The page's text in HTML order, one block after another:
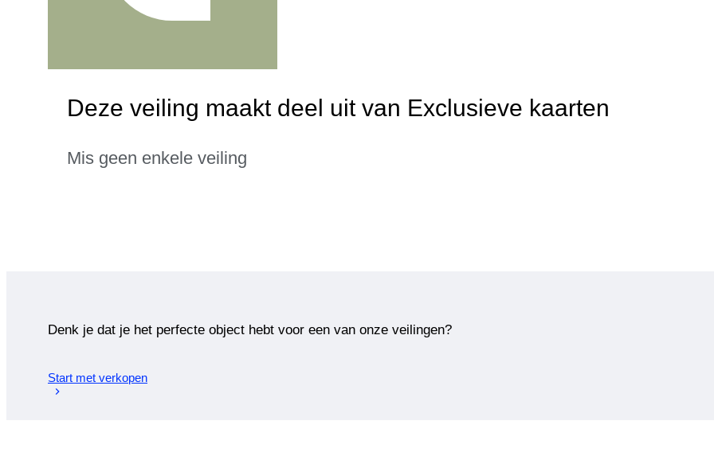
Deze veiling maakt deel uit van Exclusieve kaarten
Mis geen enkele veiling
Denk je dat je het perfecte object hebt voor een van onze veilingen?
Start met verkopen